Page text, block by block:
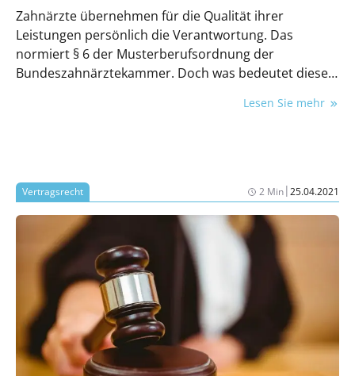
Zahnärzte übernehmen für die Qualität ihrer
Leistungen persönlich die Verantwortung. Das
normiert § 6 der Musterberufsordnung der
Bundeszahnärztekammer. Doch was bedeutet diese
Lesen Sie mehr
Vertragsrecht 2 Min|25.04.2021